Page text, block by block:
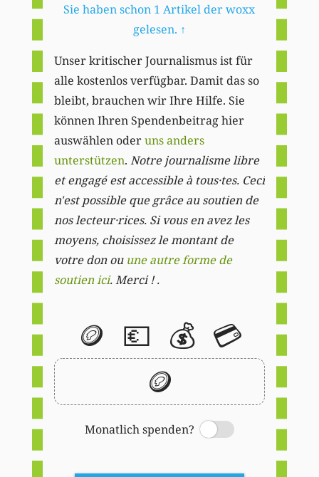
Sie haben schon 1 Artikel der woxx
gelesen. ↑
Unser kritischer Journalismus ist für
alle kostenlos verfügbar. Damit das so
bleibt, brauchen wir Ihre Hilfe. Sie
können Ihren Spendenbeitrag hier
auswählen oderuns anders
unterstützen. Notre journalisme libre
et engagé est accessible à tous·tes. Ceci
n'est possible que grâce au soutien de
nos lecteur·rices. Si vous en avez les
moyens, choisissez le montant de
votre don ou une autre forme de
soutien ici. Merci ! .
🪙 💶 💰 💳
🪙
Monatlich spenden?
Switch